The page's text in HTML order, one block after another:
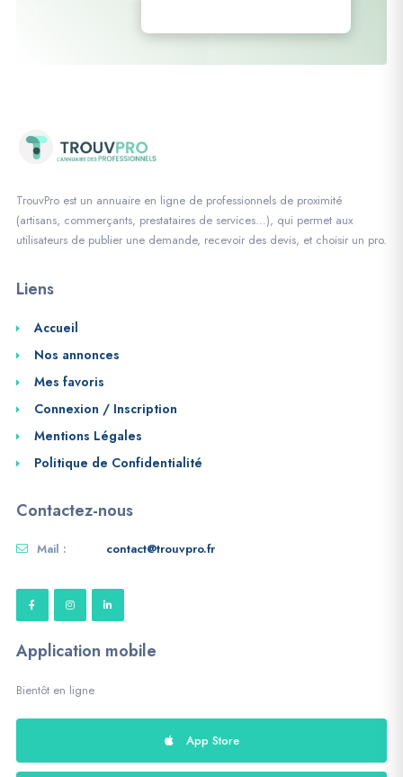
TrouvPro est un annuaire en ligne de professionnels de proximité
(artisans, commerçants, prestataires de services…), qui permet aux
utilisateurs de publier une demande, recevoir des devis, et choisir un pro.
Liens
Accueil
Nos annonces
Mes favoris
Connexion / Inscription
Mentions Légales
Politique de Confidentialité
Contactez-nous
Mail : contact@trouvpro.fr
Application mobile
Bientôt en ligne
App Store